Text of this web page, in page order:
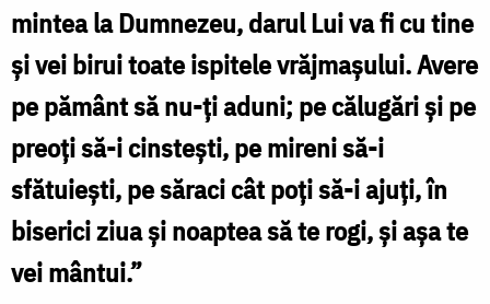
Foto:
Tudor
Zaporojanu
mintea la Dumnezeu, darul Lui va fi cu tine
şi vei birui toate ispitele vrăjmaşului. Avere
pe pământ să nu-ţi aduni; pe călugări şi pe
preoţi să-i cinsteşti, pe mireni să-i
sfătuieşti, pe săraci cât poţi să-i ajuţi, în
biserici ziua şi noaptea să te rogi, şi aşa te
vei mântui.”